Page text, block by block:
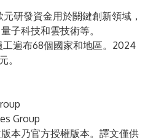
研發資金用於關鍵創新領域，
子科技和雲技術等。
遍布68個國家和地區。2024
。
Group
本乃官方授權版本。譯文僅供